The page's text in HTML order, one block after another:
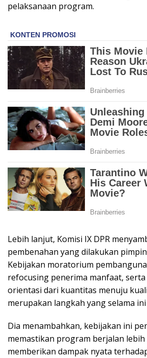
pelaksanaan program.
Lebih lanjut, Komisi IX DPR
pembenahan yang dilakukan
Kebijakan moratorium
refocusing penerima manfaat,
orientasi dari kuantitas menuju
merupakan langkah yang selama
Dia menambahkan, kebijakan ini
memastikan program berjalan
memberikan dampak nyata